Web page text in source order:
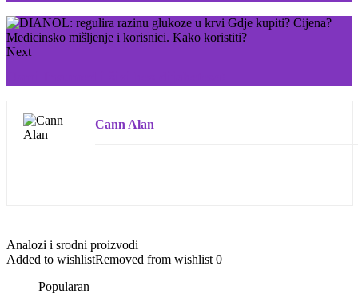
Next
Cann Alan
Analozi i srodni proizvodi
Added to wishlistRemoved from wishlist 0
Popularan